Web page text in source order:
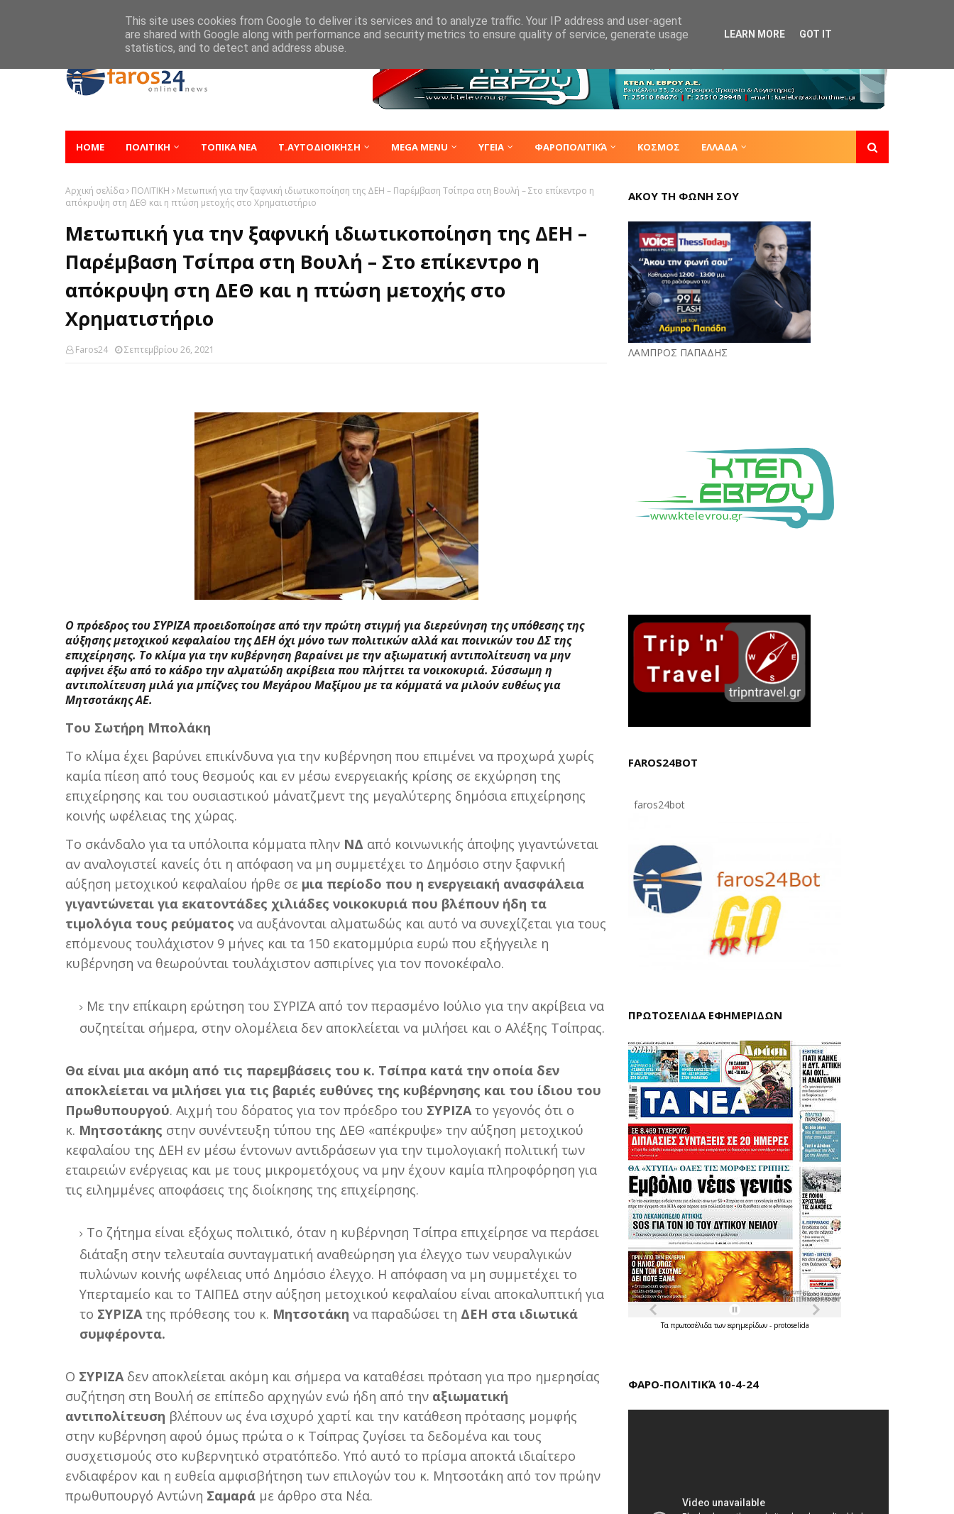
HOME ΠΟΛΙΤΙΚΗ ΤΟΠΙΚΑ ΝΕΑ Τ.ΑΥΤΟΔΙΟΙΚΗΣΗ MEGA MENU ΥΓΕΙΑ ΦΑΡΟΠΟΛΙΤΙΚΆ ΚΟΣΜΟΣ ΕΛΛΑΔΑ
Αρχική σελίδα ΠΟΛΙΤΙΚΗ
Μετωπική για την ξαφνική ιδιωτικοποίηση της ΔΕΗ – Παρέμβαση Τσίπρα στη Βουλή – Στο επίκεντρο η
απόκρυψη στη ΔΕΘ και η πτώση μετοχής στο Χρηματιστήριο
Μετωπική για την ξαφνική ιδιωτικοποίηση της ΔΕΗ –
Παρέμβαση Τσίπρα στη Βουλή – Στο επίκεντρο η
απόκρυψη στη ΔΕΘ και η πτώση μετοχής στο
Χρηματιστήριο
Faros24 Σεπτεμβρίου 26, 2021
Ο πρόεδρος του ΣΥΡΙΖΑ προειδοποίησε από την πρώτη στιγμή για διερεύνηση της υπόθεσης της
αύξησης μετοχικού κεφαλαίου της ΔΕΗ όχι μόνο των πολιτικών αλλά και ποινικών του ΔΣ της
επιχείρησης. Το κλίμα για την κυβέρνηση βαραίνει με την αξιωματική αντιπολίτευση να μην
αφήνει έξω από το κάδρο την αλματώδη ακρίβεια που πλήττει τα νοικοκυριά. Σύσσωμη η
αντιπολίτευση μιλά για μπίζνες του Μεγάρου Μαξίμου με τα κόμματά να μιλούν ευθέως για
Μητσοτάκης ΑΕ.
Του Σωτήρη Μπολάκη
Το κλίμα έχει βαρύνει επικίνδυνα για την κυβέρνηση που επιμένει να προχωρά χωρίς
καμία πίεση από τους θεσμούς και εν μέσω ενεργειακής κρίσης σε εκχώρηση της
επιχείρησης και του ουσιαστικού μάνατζμεντ της μεγαλύτερης δημόσια επιχείρησης
κοινής ωφέλειας της χώρας.
Το σκάνδαλο για τα υπόλοιπα κόμματα πλην ΝΔ από κοινωνικής άποψης γιγαντώνεται
αν αναλογιστεί κανείς ότι η απόφαση να μη συμμετέχει το Δημόσιο στην ξαφνική
αύξηση μετοχικού κεφαλαίου ήρθε σε μια περίοδο που η ενεργειακή ανασφάλεια
γιγαντώνεται για εκατοντάδες χιλιάδες νοικοκυριά που βλέπουν ήδη τα
τιμολόγια τους ρεύματος να αυξάνονται αλματωδώς και αυτό να συνεχίζεται για τους
επόμενους τουλάχιστον 9 μήνες και τα 150 εκατομμύρια ευρώ που εξήγγειλε η
κυβέρνηση να θεωρούνται τουλάχιστον ασπιρίνες για τον πονοκέφαλο.
Με την επίκαιρη ερώτηση του ΣΥΡΙΖΑ από τον περασμένο Ιούλιο για την ακρίβεια να
συζητείται σήμερα, στην ολομέλεια δεν αποκλείεται να μιλήσει και ο Αλέξης Τσίπρας.
Θα είναι μια ακόμη από τις παρεμβάσεις του κ. Τσίπρα κατά την οποία δεν
αποκλείεται να μιλήσει για τις βαριές ευθύνες της κυβέρνησης και του ίδιου του
Πρωθυπουργού. Αιχμή του δόρατος για τον πρόεδρο του ΣΥΡΙΖΑτο γεγονός ότι ο
κ. Μητσοτάκης στην συνέντευξη τύπου της ΔΕΘ «απέκρυψε» την αύξηση μετοχικού
κεφαλαίου της ΔΕΗ εν μέσω έντονων αντιδράσεων για την τιμολογιακή πολιτική των
εταιρειών ενέργειας και με τους μικρομετόχους να μην έχουν καμία πληροφόρηση για
τις ειλημμένες αποφάσεις της διοίκησης της επιχείρησης.
Το ζήτημα είναι εξόχως πολιτικό, όταν η κυβέρνηση Τσίπρα επιχείρησε να περάσει
διάταξη στην τελευταία συνταγματική αναθεώρηση για έλεγχο των νευραλγικών
πυλώνων κοινής ωφέλειας υπό Δημόσιο έλεγχο. Η απόφαση να μη συμμετέχει το
Υπερταμείο και το ΤΑΙΠΕΔ στην αύξηση μετοχικού κεφαλαίου είναι αποκαλυπτική για
το ΣΥΡΙΖΑτης πρόθεσης του κ. Μητσοτάκη να παραδώσει τη ΔΕΗ στα ιδιωτικά
συμφέροντα.
Ο ΣΥΡΙΖΑ δεν αποκλείεται ακόμη και σήμερα να καταθέσει πρόταση για προ ημερησίας
συζήτηση στη Βουλή σε επίπεδο αρχηγών ενώ ήδη από την αξιωματική
αντιπολίτευση βλέπουν ως ένα ισχυρό χαρτί και την κατάθεση πρότασης μομφής
στην κυβέρνηση αφού όμως πρώτα ο κ Τσίπρας ζυγίσει τα δεδομένα και τους
συσχετισμούς στο κυβερνητικό στρατόπεδο. Υπό αυτό το πρίσμα αποκτά ιδιαίτερο
ενδιαφέρον και η ευθεία αμφισβήτηση των επιλογών του κ. Μητσοτάκη από τον πρώην
πρωθυπουργό Αντώνη Σαμαρά με άρθρο στα Νέα.
ΑΚΟΥ ΤΗ ΦΩΝΗ ΣΟΥ
ΛΑΜΠΡΟΣ ΠΑΠΑΔΗΣ
FAROS24BOT
faros24bot
ΠΡΩΤΟΣΕΛΙΔΑ ΕΦΗΜΕΡΙΔΩΝ
Τα πρωτοσέλιδατων εφημερίδων - protoselida
ΦΑΡΟ-ΠΟΛΙΤΙΚΆ 10-4-24
This site uses cookies from Google to deliver its services and to analyze traffic. Your IP address and user-agent
are shared with Google along with performance and security metrics to ensure quality of service, generate usage
statistics, and to detect and address abuse.
LEARN MORE GOT IT